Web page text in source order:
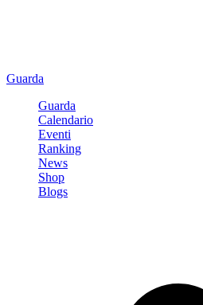
Guarda
Guarda
Calendario
Eventi
Ranking
News
Shop
Blogs